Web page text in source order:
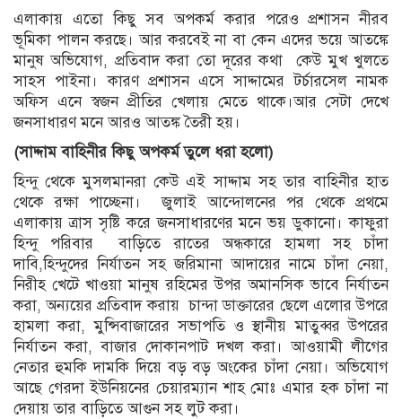
এলাকায় এতো কিছু সব অপকর্ম করার পরেও প্রশাসন নীরব
ভূমিকা পালন করছে। আর করবেই না বা কেন এদের ভয়ে আতঙ্কে
মানুষ অভিযোগ, প্রতিবাদ করা তো দূরের কথা কেউ মুখ খুলতে
সাহস পাইনা। কারণ প্রশাসন এসে সাদ্দামের টর্চারসেল নামক
অফিস এনে স্বজন প্রীতির খেলায় মেতে থাকে।আর সেটা দেখে
জনসাধারণ মনে আরও আতঙ্ক তৈরী হয়।
(সাদ্দামবাহিনীরকিছুঅপকর্মতুলে ধরাহলো)
হিন্দু থেকে মুসলমানরা কেউ এই সাদ্দাম সহ তার বাহিনীর হাত
থেকে রক্ষা পাচ্ছেনা। জুলাই আন্দোলনের পর থেকে প্রথমে
এলাকায় ত্রাস সৃষ্টি করে জনসাধারণের মনে ভয় ডুকানো। কাফুরা
হিন্দু পরিবার বাড়িতে রাতের অন্ধকারে হামলা সহ চাঁদা
দাবি,হিন্দুদের নির্যাতন সহ জরিমানা আদায়ের নামে চাঁদা নেয়া,
নিরীহ খেটে খাওয়া মানুষ রহিমের উপর অমানসিক ভাবে নির্যাতন
করা, অন্যয়ের প্রতিবাদ করায় চান্দা ডাক্তারের ছেলে এলোর উপরে
হামলা করা, মুন্সিবাজারের সভাপতি ও স্থানীয় মাতুব্বর উপরের
নির্যাতন করা, বাজার দোকানপাট দখল করা। আওয়ামী লীগের
নেতার হুমকি দামকি দিয়ে বড় বড় অংকের চাঁদা নেয়া। অভিযোগ
আছে গেরদা ইউনিয়নের চেয়ারম্যান শাহ মোঃ এমার হক চাঁদা না
দেয়ায় তার বাড়িতে আগুন সহ লুট করা।